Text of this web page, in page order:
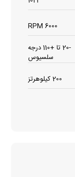
6000 RPM
-20 تا +110 درجه
سلسیوس
200 کیلوهرتز